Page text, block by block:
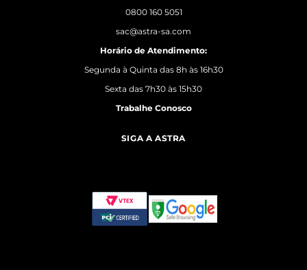
0800 160 5051
sac@astra-sa.com
Horário de Atendimento:
Segunda à Quinta das 8h às 16h30
Sexta das 7h30 às 15h30
Trabalhe Conosco
SIGA A ASTRA